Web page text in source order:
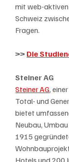
mit web-
Schweiz
Fragen.
>> Die
Steiner AG
Steiner AG,
Total- und
bietet
Neubau,
1915
Hotels und 200